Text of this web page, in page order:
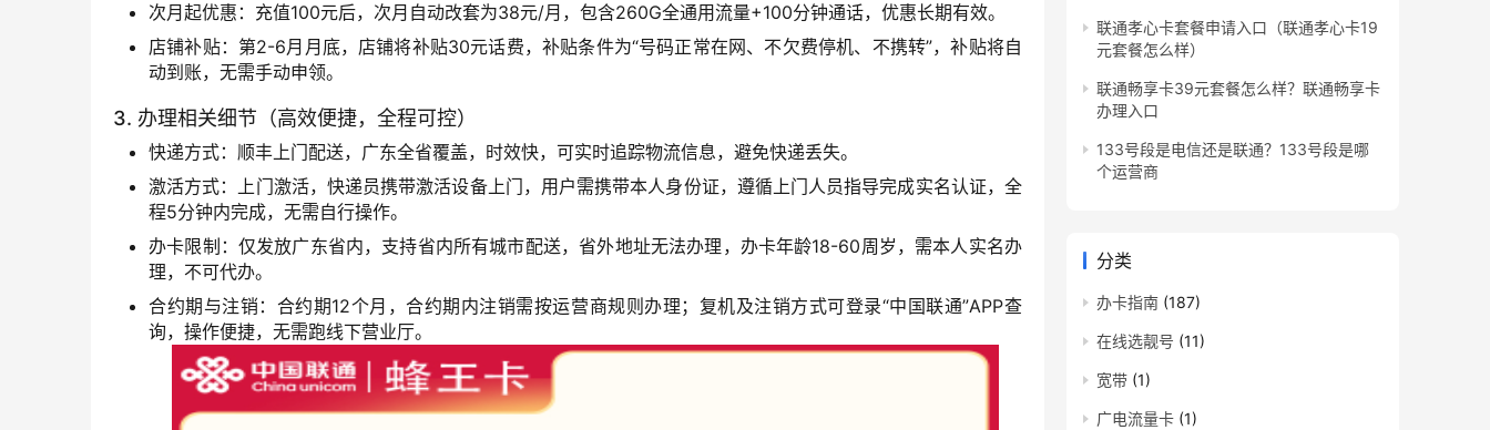
次月起优惠：充值100元后，次月自动改套为38元/月，包含260G全通用流量+100分钟通话，优惠长期有效。
店铺补贴：第2-6月月底，店铺将补贴30元话费，补贴条件为“号码正常在网、不欠费停机、不携转”，补贴将自
动到账，无需手动申领。
3. 办理相关细节（高效便捷，全程可控）
快递方式：顺丰上门配送，广东全省覆盖，时效快，可实时追踪物流信息，避免快递丢失。
激活方式：上门激活，快递员携带激活设备上门，用户需携带本人身份证，遵循上门人员指导完成实名认证，全
程5分钟内完成，无需自行操作。
办卡限制：仅发放广东省内，支持省内所有城市配送，省外地址无法办理，办卡年龄18-60周岁，需本人实名办
理，不可代办。
合约期与注销：合约期12个月，合约期内注销需按运营商规则办理；复机及注销方式可登录“中国联通”APP查
询，操作便捷，无需跑线下营业厅。
联通孝心卡套餐申请入口（联通孝心卡19
元套餐怎么样）
联通畅享卡39元套餐怎么样？联通畅享卡
办理入口
133号段是电信还是联通？133号段是哪
个运营商
分类
办卡指南 (187)
在线选靓号 (11)
宽带 (1)
广电流量卡 (1)